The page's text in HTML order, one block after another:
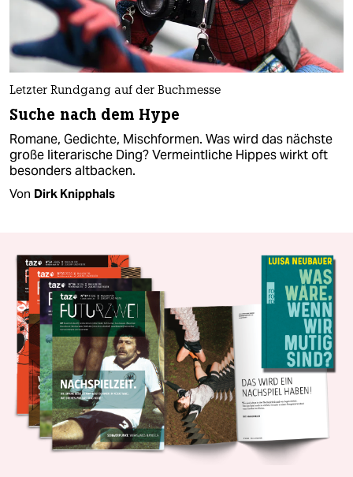
Letzter Rundgang auf der Buchmesse
Suche nach dem Hype
Romane, Gedichte, Mischformen. Was wird das nächste
große literarische Ding? Vermeintliche Hippes wirkt oft
besonders altbacken.
Von Dirk Knipphals